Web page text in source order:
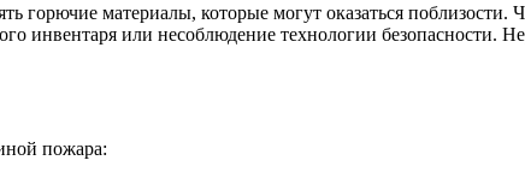
материалы, которые могут оказаться поблизости.
инвентаря или несоблюдение технологии безопасности.
пожара: